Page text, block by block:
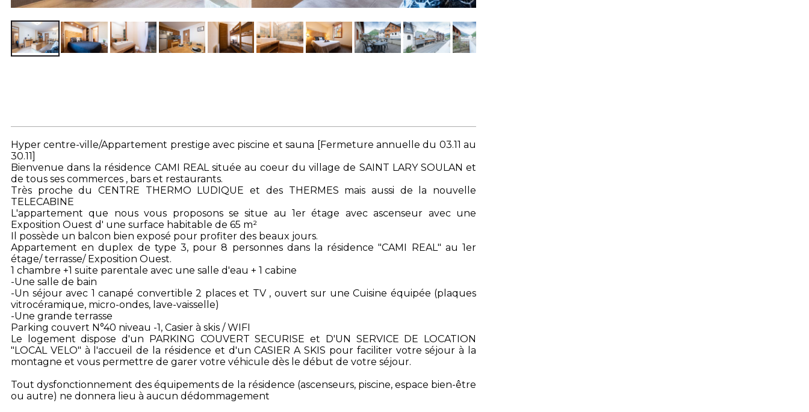
Hyper centre-ville/Appartement prestige avec piscine et sauna [Fermeture annuelle du 03.11 au
30.11]
Bienvenue dans la résidence CAMI REAL située au coeur du village de SAINT LARY SOULAN et
de tous ses commerces , bars et restaurants.
Très proche du CENTRE THERMO LUDIQUE et des THERMES mais aussi de la nouvelle
TELECABINE
L'appartement que nous vous proposons se situe au 1er étage avec ascenseur avec une
Exposition Ouest d' une surface habitable de 65 m²
Il possède un balcon bien exposé pour profiter des beaux jours.
Appartement en duplex de type 3, pour 8 personnes dans la résidence "CAMI REAL" au 1er
étage/ terrasse/ Exposition Ouest.
1 chambre +1 suite parentale avec une salle d'eau + 1 cabine
-Une salle de bain
-Un séjour avec 1 canapé convertible 2 places et TV , ouvert sur une Cuisine équipée (plaques
vitrocéramique, micro-ondes, lave-vaisselle)
-Une grande terrasse
Parking couvert N°40 niveau -1, Casier à skis / WIFI
Le logement dispose d'un PARKING COUVERT SECURISE et D'UN SERVICE DE LOCATION
"LOCAL VELO" à l'accueil de la résidence et d'un CASIER A SKIS pour faciliter votre séjour à la
montagne et vous permettre de garer votre véhicule dès le début de votre séjour.
Tout dysfonctionnement des équipements de la résidence (ascenseurs, piscine, espace bien-être
ou autre) ne donnera lieu à aucun dédommagement